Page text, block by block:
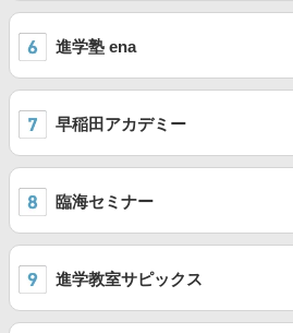
進学塾 ena
早稲田アカデミー
臨海セミナー
進学教室サピックス